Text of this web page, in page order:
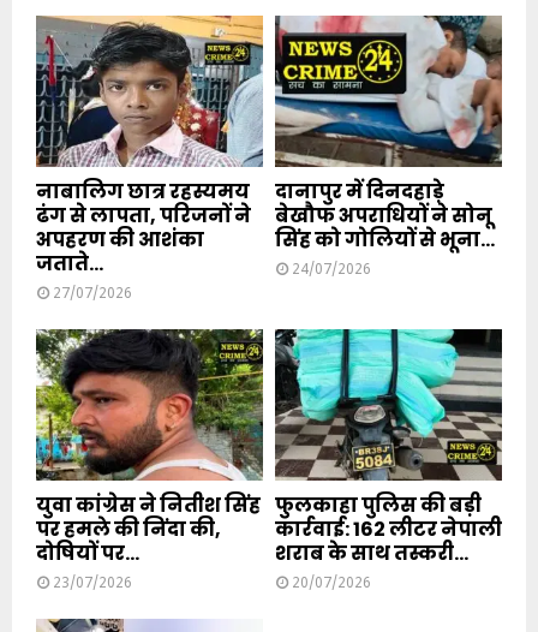
नाबालिग छात्र रहस्यमय
ढंग से लापता, परिजनों ने
अपहरण की आशंका
जताते...
27/07/2026
दानापुर में दिनदहाड़े
बेखौफ अपराधियों ने सोनू
सिंह को गोलियों से भूना...
24/07/2026
युवा कांग्रेस ने नितीश सिंह
पर हमले की निंदा की,
दोषियों पर...
23/07/2026
फुलकाहा पुलिस की बड़ी
कार्रवाई: 162 लीटर नेपाली
शराब के साथ तस्करी...
20/07/2026